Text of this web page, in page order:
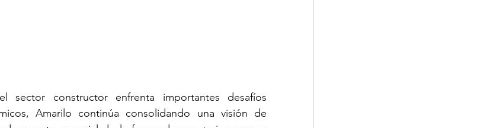
constructor enfrenta importantes desafíos
Amarilo continúa consolidando una visión de